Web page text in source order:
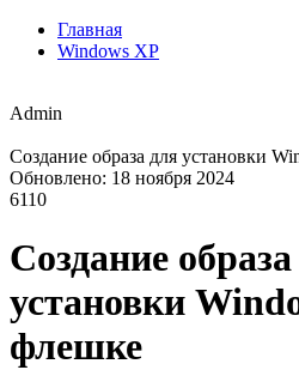
Главная
Windows XP
Admin
Создание образа для установки
Обновлено: 18 ноября 2024
6110
Создание
установки
флешке